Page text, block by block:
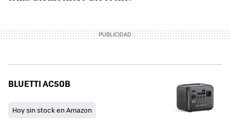
BLUETTI AC50B
Hoy sin stock en Amazon